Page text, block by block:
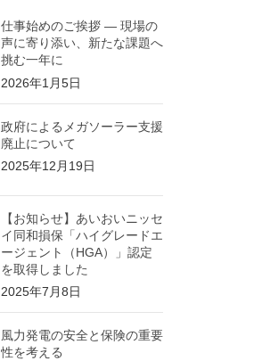
仕事始めのご挨拶 ― 現場の
声に寄り添い、新たな課題へ
挑む一年に
2026年1月5日
政府によるメガソーラー支援
廃止について
2025年12月19日
【お知らせ】あいおいニッセ
イ同和損保「ハイグレードエ
ージェント（HGA）」認定
を取得しました
2025年7月8日
風力発電の安全と保険の重要
性を考える